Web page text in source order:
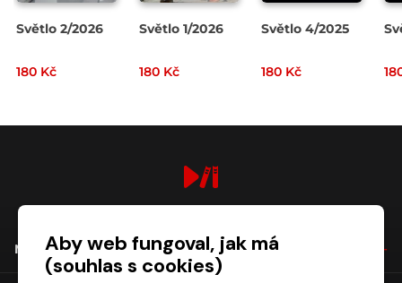
Světlo 2/2026
180 Kč
Světlo 1/2026
180 Kč
Světlo 4/2025
180 Kč
NÁKUPAby web fungoval, jak má
(souhlas s cookies)